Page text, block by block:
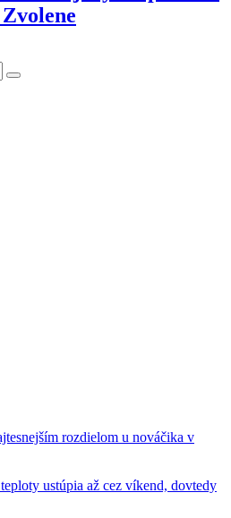
rozdielom u nováčika v
ustúpia až cez víkend, dovtedy